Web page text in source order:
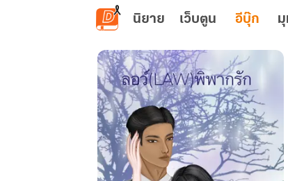
ข้ามไปยังเนื้อหาหลัก
นิยาย เว็บตูน อีบุ๊ก